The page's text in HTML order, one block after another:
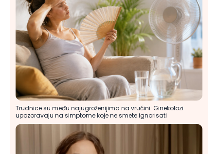
Trudnice su među najugroženijima na vrućini: Ginekolozi
upozoravaju na simptome koje ne smete ignorisati